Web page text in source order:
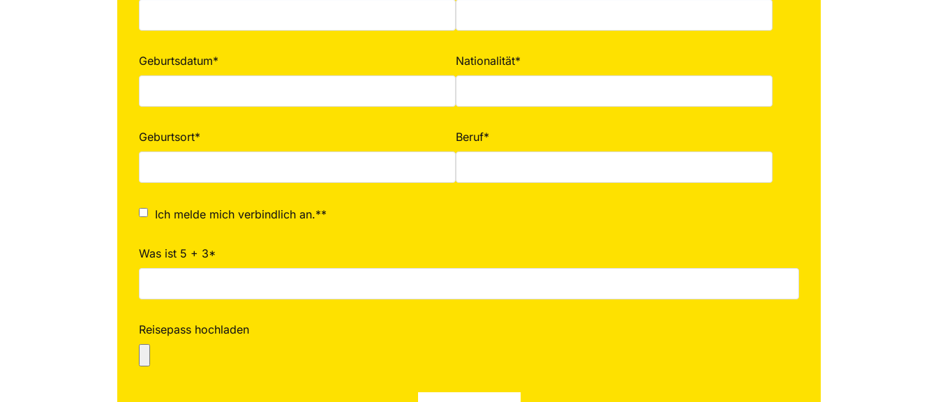
Geburtsdatum* Nationalität*
Geburtsort* Beruf*
Ich melde mich verbindlich an.**
Was ist 5 + 3*
Reisepass hochladen